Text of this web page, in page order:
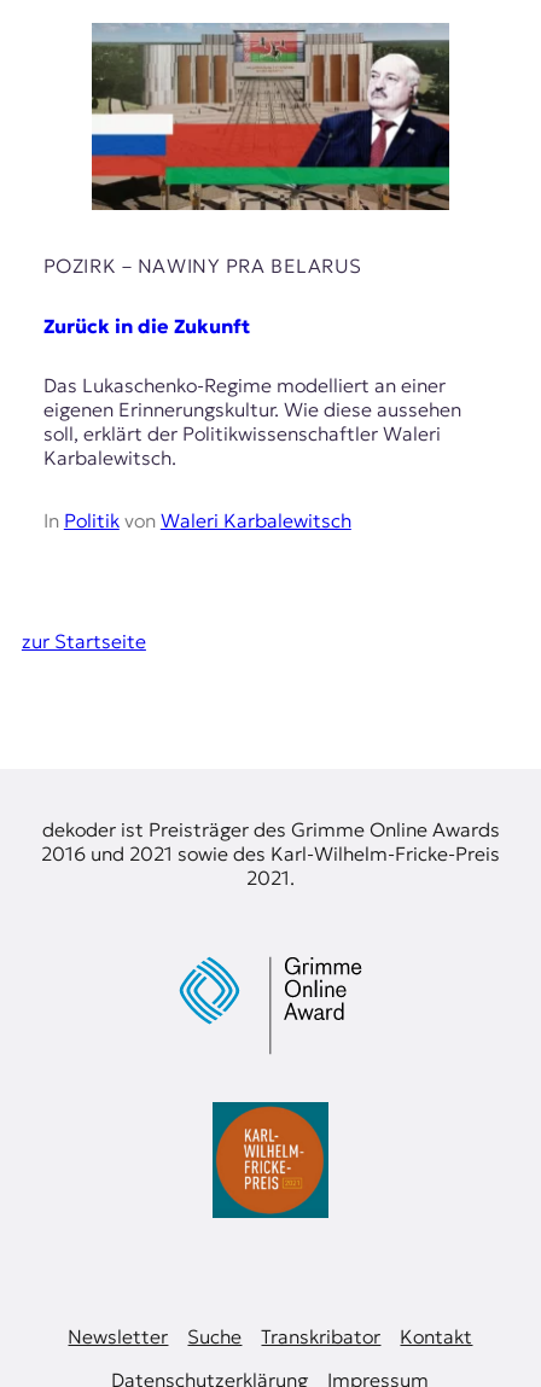
POZIRK – NAWІNY PRA BELARUS
Zurück in die Zukunft
Das Lukaschenko-Regime modelliert an einer
eigenen Erinnerungskultur. Wie diese aussehen
soll, erklärt der Politikwissenschaftler Waleri
Karbalewitsch.
In Politikvon Waleri Karbalewitsch
zur Startseite
dekoder ist Preisträger des Grimme Online Awards
2016 und 2021 sowie des Karl-Wilhelm-Fricke-Preis
2021.
Newsletter Suche Transkribator
Kontakt
Datenschutzerklärung
Impressum